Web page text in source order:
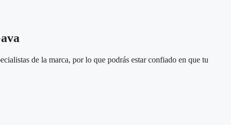
de la marca, por lo que podrás estar confiado en que tu